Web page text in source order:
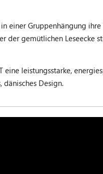
Gruppenhängung
der gemütlichen
leistungsstarke,
Design.